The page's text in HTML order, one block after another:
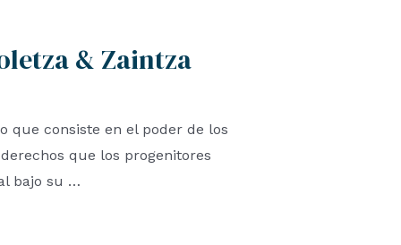
& Zaintza
que consiste en el poder de los
que los progenitores
bajo su …